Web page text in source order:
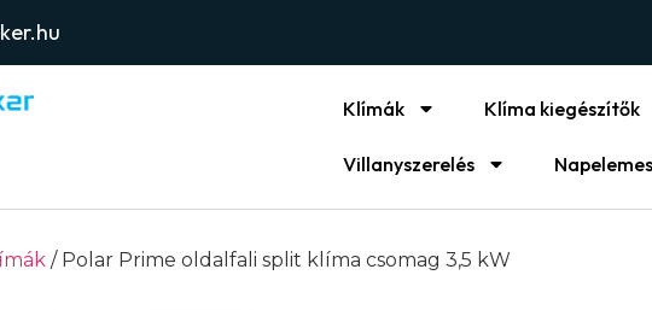
Klímák Klíma kiegészítők
Villanyszerelés
/ Polar Prime oldalfali split klíma csomag 3,5 kW